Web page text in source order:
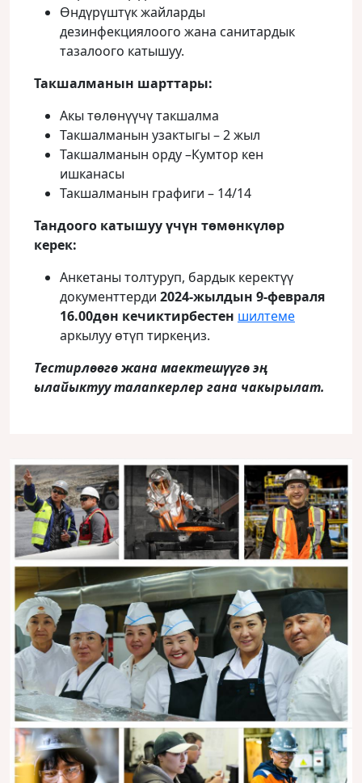
Өндүрүштүк жайларды
дезинфекциялоого жана санитардык
тазалоого катышуу.
Такшалманын шарттары:
Акы төлөнүүчү такшалма
Такшалманын узактыгы – 2 жыл
Такшалманын орду –Кумтор кен
ишканасы
Такшалманын графиги – 14/14
Тандоого катышуу үчүн төмөнкүлөр
керек:
Анкетаны толтуруп, бардык керектүү
документтерди 2024-жылдын 9-февраля
16.00дөн кечиктирбестен шилтеме
аркылуу өтүп тиркеңиз.
Тестирлөөгө жана маектешүүгө эң
ылайыктуу талапкерлер гана чакырылат.